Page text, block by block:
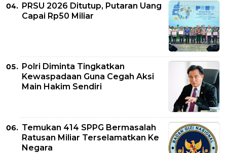
PRSU 2026 Ditutup, Putaran Uang
Capai Rp50 Miliar
Polri Diminta Tingkatkan
Kewaspadaan Guna Cegah Aksi
Main Hakim Sendiri
Temukan 414 SPPG Bermasalah
Ratusan Miliar Terselamatkan Ke
Negara